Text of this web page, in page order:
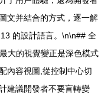
文并結合的方式，逐一解
的設計語言。\n\n## 全
大的視覺變正是深色模式
內容視圖,從控制中心切
建議開發者不要盲轉變